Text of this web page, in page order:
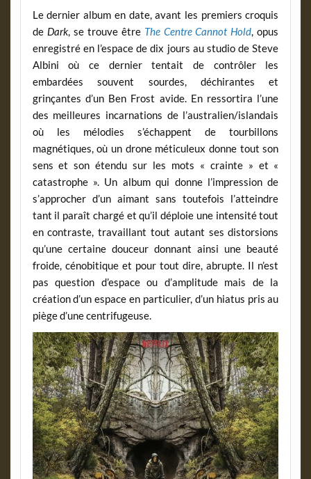
Le dernier album en date, avant les premiers croquis
de Dark, se trouve être The Centre Cannot Hold, opus
enregistré en l’espace de dix jours au studio de Steve
Albini où ce dernier tentait de contrôler les
embardées souvent sourdes, déchirantes et
grinçantes d’un Ben Frost avide. En ressortira l’une
des meilleures incarnations de l’australien/islandais
où les mélodies s’échappent de tourbillons
magnétiques, où un drone méticuleux donne tout son
sens et son étendu sur les mots « crainte » et «
catastrophe ». Un album qui donne l’impression de
s’approcher d’un aimant sans toutefois l’atteindre
tant il paraît chargé et qu’il déploie une intensité tout
en contraste, travaillant tout autant ses distorsions
qu’une certaine douceur donnant ainsi une beauté
froide, cénobitique et pour tout dire, abrupte. Il n’est
pas question d’espace ou d’amplitude mais de la
création d’un espace en particulier, d’un hiatus pris au
piège d’une centrifugeuse.